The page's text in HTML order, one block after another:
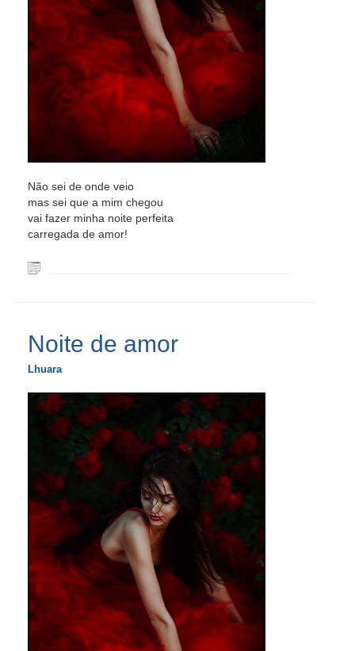
Não sei de onde veio
mas sei que a mim chegou
vai fazer minha noite perfeita
carregada de amor!
Noite de amor
Lhuara